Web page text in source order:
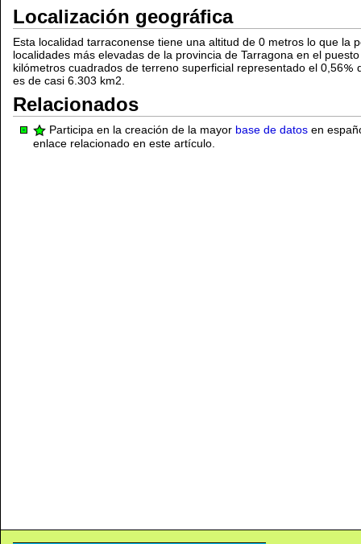
Localización geográfica
Esta localidad tarraconense tiene una altitud de 0 metros lo que la
localidades más elevadas de la provincia de Tarragona en el
kilómetros cuadrados de terreno superficial representado el 0,56
es de casi 6.303 km2.
Relacionados
Participa en la creación de la mayor base de datos en
enlace relacionado en este artículo.